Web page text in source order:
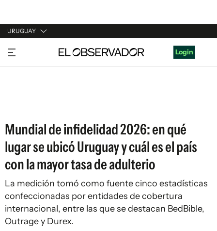
URUGUAY
URUGUAY
ARGENTINA
Login
Mundial de infidelidad 2026: en qué
lugar se ubicó Uruguay y cuál es el país
con la mayor tasa de adulterio
La medición tomó como fuente cinco estadísticas
confeccionadas por entidades de cobertura
internacional, entre las que se destacan BedBible,
Outrage y Durex.